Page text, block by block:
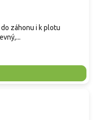
záhonu i k plotu